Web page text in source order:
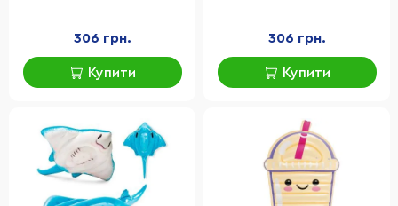
306 грн.
Купити
306 грн.
Купити